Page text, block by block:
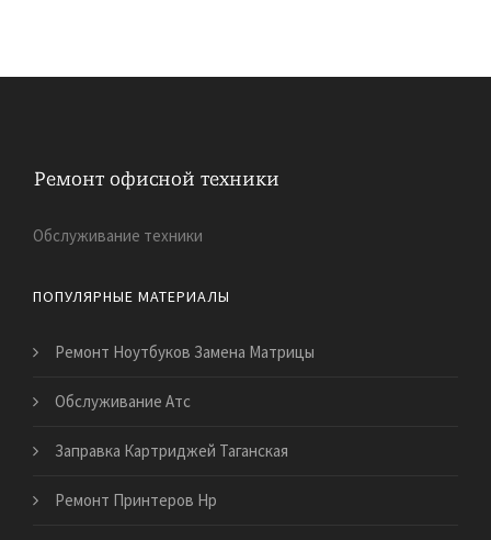
Обслуживание техники
ПОПУЛЯРНЫЕ МАТЕРИАЛЫ
Ремонт Ноутбуков Замена Матрицы
Обслуживание Атс
Заправка Картриджей Таганская
Ремонт Принтеров Нр